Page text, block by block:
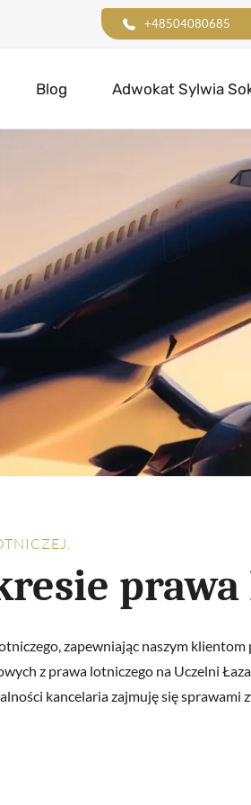
+48504080685
Blog Adwokat Sylwia
zapewniając naszym
z prawa lotniczego na Uczelni
kancelaria zajmuję się sprawami